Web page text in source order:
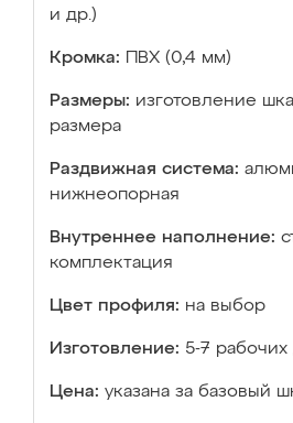
и др.)
Кромка: ПВХ (0,4 мм)
Размеры: изготовление
размера
Раздвижная система:
нижнеопорная
Внутреннее наполнение:
комплектация
Цвет профиля: на выбор
Изготовление: 5-7
Цена: указана за базовый